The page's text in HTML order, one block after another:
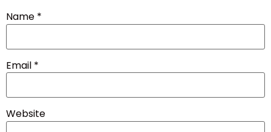
Name *
Email *
Website